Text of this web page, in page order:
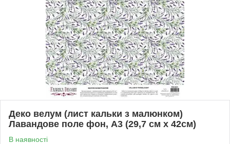
Деко велум (лист кальки з малюнком)
Лавандове поле фон, А3 (29,7 см х 42см)
В наявності